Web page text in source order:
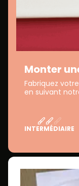
Monter
Fabriquez
en suivant
INTERMÉDIAIRE